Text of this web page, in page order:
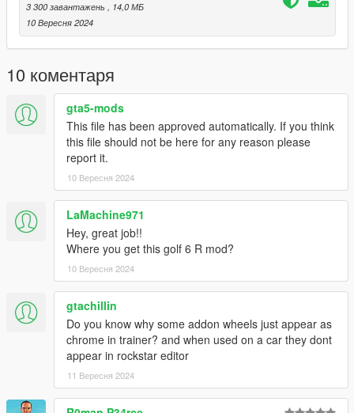
3 300 завантажень
, 14,0 МБ
10 Вересня 2024
10 коментаря
gta5-mods
This file has been approved automatically. If you think
this file should not be here for any reason please
report it.
10 Вересня 2024
LaMachine971
Hey, great job!!
Where you get this golf 6 R mod?
10 Вересня 2024
gtachillin
Do you know why some addon wheels just appear as
chrome in trainer? and when used on a car they dont
appear in rockstar editor
11 Вересня 2024